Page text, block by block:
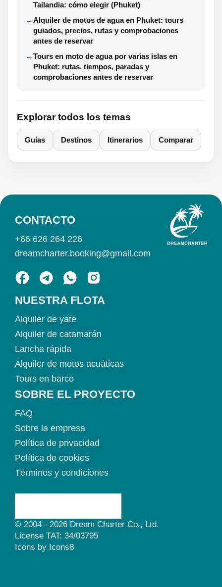
Tailandia: cómo elegir (Phuket)
Alquiler de motos de agua en Phuket: tours
guiados, precios, rutas y comprobaciones
antes de reservar
Tours en moto de agua por varias islas en
Phuket: rutas, tiempos, paradas y
comprobaciones antes de reservar
Explorar todos los temas
Guías Destinos Itinerarios Comparar
NUESTRA FLOTA
Alquiler de yate
Alquiler de catamarán
Lancha rápida
Alquiler de motos acuáticas
Tours en barco
SOBRE EL PROYECTO
FAQ
Sobre la empresa
Política de privacidad
Política de cookies
Términos y condiciones
CONTACTO
+66 626 264 226
dreamcharter.booking@gmail.com
© 2004 - 2026 Dream Charter Co., Ltd.
License TAT: 34/03795
Icons by Icons8